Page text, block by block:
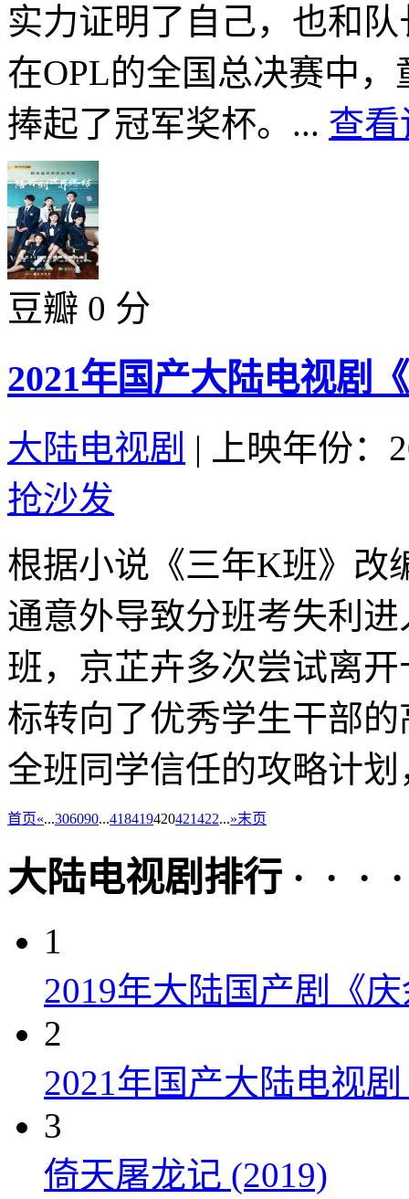
实力证明了自己，也和
在OPL的全国总决赛中
捧起了冠军奖杯。... 查看
豆瓣 0 分
2021年国产大陆电视剧
大陆电视剧 |
上映年份：
抢沙发
根据小说《三年K班》改
通意外导致分班考失利
班，京芷卉多次尝试离
标转向了优秀学生干部
全班同学信任的攻略计
首页«...306090...418419420421422...»末页
大陆电视剧排行 · · ·
1
2019年大陆国产剧《
2
2021年国产大陆电视
3
倚天屠龙记 (2019)